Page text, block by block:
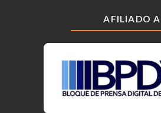
AFILIADO A